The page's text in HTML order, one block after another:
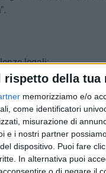
rispetto della tua
memorizziamo e/o
come identificatori
misurazione di
e i nostri partner
dispositivo. Puoi fare
In alternativa puoi
legali;
cittadini stranieri;
per minori e adulti.
e rivolti a genitori,